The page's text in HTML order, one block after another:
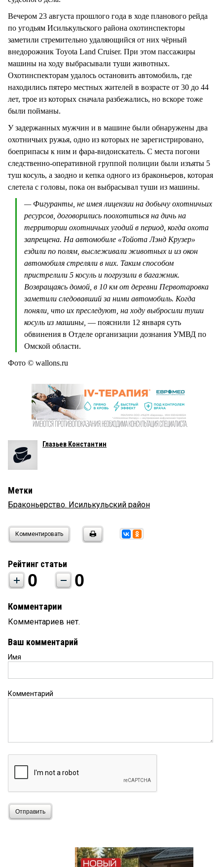
Вечером 23 августа прошлого года в ходе планового рейда
по угодьям Исилькульского района охотинспекторы
заметили стремительно удаляющийся от них чёрный
внедорожник Toyota Land Cruiser. При этом пассажиры
машины на ходу выбрасывали туши животных.
Охотинспекторам удалось остановить автомобиль, где
находились пятеро местных жителей в возрасте от 30 до 44
лет, трое из которых сначала разбежались, но вскоре тоже
были пойманы.
У задержанных мужчин и в машине были обнаружены два
охотничьих ружья, одно из которых не зарегистрировано,
боеприпасы к ним и фара-видоискатель. С места погони
следственно-оперативной группой полиции были изъяты 5
туш косуль, а заодно и кепка одного из браконьеров, которая
слетела с головы, пока он выбрасывал туши из машины.
— Фигуранты, не имея лицензии на добычу охотничьих
ресурсов, договорились поохотиться на дичь на
территории охотничьих угодий в период, когда охота
запрещена. На автомобиле «Тойота Лэнд Крузер»
ездили по полям, выслеживали животных и из окон
автомобиля стреляли в них. Таким способом
пристрелили 5 косуль и погрузили в багажник.
Возвращаясь домой, в 10 км от деревни Первотаровка
заметили следовавший за ними автомобиль. Когда
поняли, что их преследуют, на ходу выбросили туши
косуль из машины, — пояснили 12 января суть
обвинения в Отделе организации дознания УМВД по
Омской области.
Фото © wallons.ru
Глазьев Константин
Метки
Браконьерство. Исилькульский район
Комментировать
Рейтинг статьи
0 0
Комментарии
Комментариев нет.
Ваш комментарий
Имя
Комментарий
Отправить